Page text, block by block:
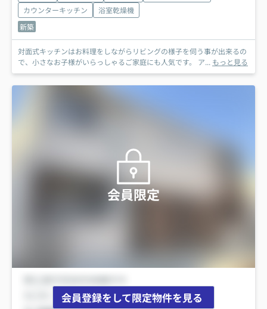
カウンターキッチン
浴室乾燥機
新築
対面式キッチンはお料理をしながらリビングの様子を伺う事が出来るの
で、小さなお子様がいらっしゃるご家庭にも人気です。 ア... もっと見る
会員限定
会員登録をして限定物件を見る